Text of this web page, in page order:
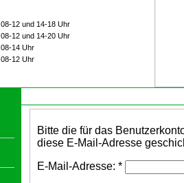
08-12 und 14-18 Uhr
08-12 und 14-20 Uhr
08-14 Uhr
08-12 Uhr
Bitte die für das
diese E-Mail-Adresse
E-Mail-Adresse: *